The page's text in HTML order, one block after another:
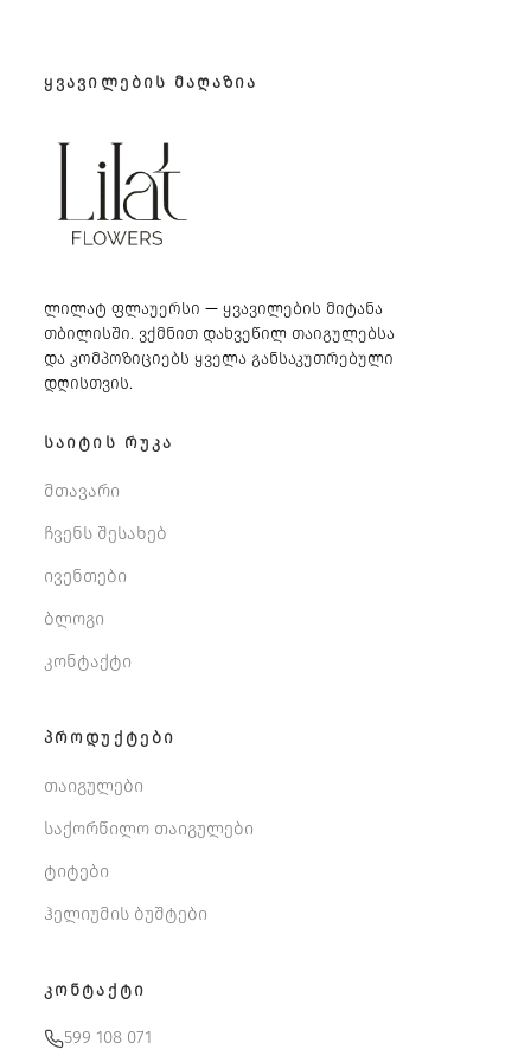
ᲧᲕᲐᲕᲘᲚᲔᲑᲘᲡ ᲛᲐᲦᲐᲖᲘᲐ
ლილატ ფლაუერსი — ყვავილების მიტანა
თბილისში. ვქმნით დახვეწილ თაიგულებსა
და კომპოზიციებს ყველა განსაკუთრებული
დღისთვის.
ᲡᲐᲘᲢᲘᲡ ᲠᲣᲙᲐ
მთავარი
ჩვენს შესახებ
ივენთები
ბლოგი
კონტაქტი
ᲞᲠᲝᲓᲣᲥᲢᲔᲑᲘ
თაიგულები
საქორწილო თაიგულები
ტიტები
ჰელიუმის ბუშტები
ᲙᲝᲜᲢᲐᲥᲢᲘ
599 108 071